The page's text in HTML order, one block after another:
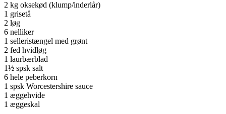
2 kg oksekød (klump/inderlår)
1 grisetå
2 løg
6 nelliker
1 selleristængel med grønt
2 fed hvidløg
1 laurbærblad
1½ spsk salt
6 hele peberkorn
1 spsk Worcestershire sauce
1 æggehvide
1 æggeskal